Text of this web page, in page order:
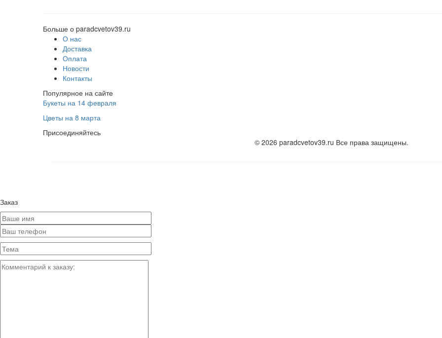
Больше о paradcvetov39.ru
О нас
Доставка
Оплата
Новости
Контакты
Популярное на сайте
Букеты на 14 февраля
Цветы на 8 марта
Присоединяйтесь
© 2026 paradcvetov39.ru Все права защищены.
Заказ